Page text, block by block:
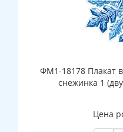
ФМ1-18178 Плакат
снежинка 1
Цена